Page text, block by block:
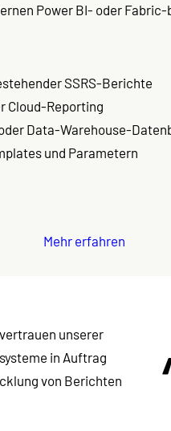
Power BI- oder
SSRS-Berichte
Cloud-Reporting
Data-Warehouse-
und Parametern
Mehr erfahren
unserer
in Auftrag
von Berichten